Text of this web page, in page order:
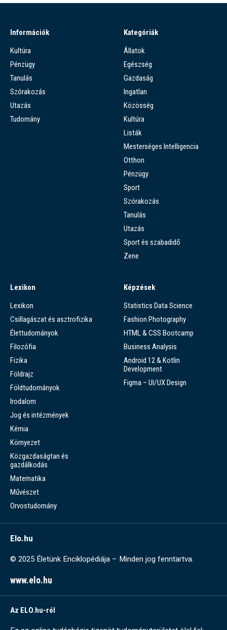
Információk
Kultúra
Pénzügy
Tanulás
Szórakozás
Utazás
Tudomány
Kategóriák
Állatok
Egészség
Gazdaság
Ingatlan
Közösség
Kultúra
Listák
Mesterséges Intelligencia
Otthon
Pénzügy
Sport
Szórakozás
Tanulás
Utazás
Sport és szabadidő
Zene
Lexikon
Lexikon
Csillagászat és asztrofizika
Élettudományok
Filozófia
Fizika
Földrajz
Földtudományok
Irodalom
Jog és intézmények
Kémia
Környezet
Közgazdaságtan és
gazdálkodás
Matematika
Művészet
Orvostudomány
Képzések
Statistics Data Science
Fashion Photography
HTML & CSS Bootcamp
Business Analysis
Android 12 & Kotlin
Development
Figma – UI/UX Design
Elo.hu
© 2025 Életünk Enciklopédiája – Minden jog fenntartva.
www.elo.hu
Az ELO.hu-ról